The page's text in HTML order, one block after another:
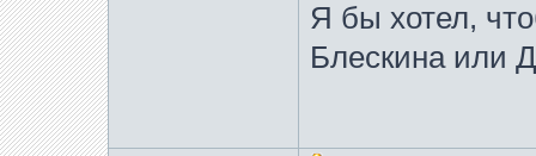
Я бы хотел,
Блескина или